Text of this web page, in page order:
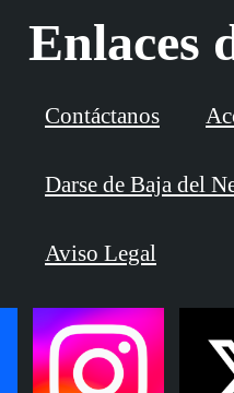
Enlaces
Contáctanos
Darse de Baja del
Aviso Legal